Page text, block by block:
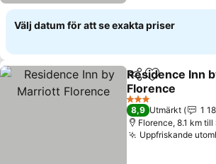
Välj datum för att se exakta priser
Dela Lägg till i
Residence Inn
Florence
Se priser
3 Stjärnor
8,9 Utmärkt
1
Florence, 8.1 km
Uppfriskande